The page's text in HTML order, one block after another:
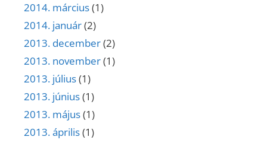
2014. március(1)
2014. január(2)
2013. december(2)
2013. november(1)
2013. július(1)
2013. június(1)
2013. május(1)
2013. április(1)